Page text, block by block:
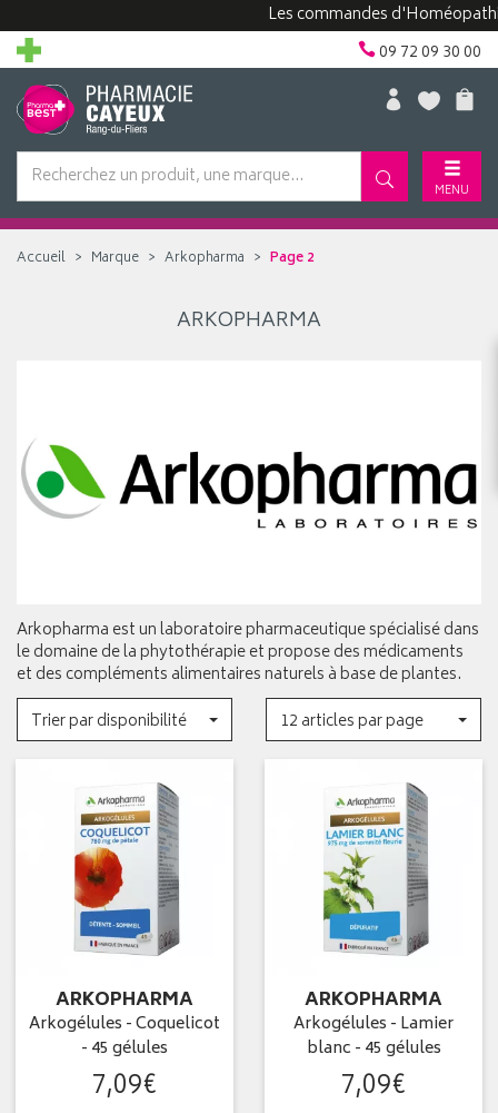
Les commandes
09 72 09 30 00
MENU
Accueil Marque Arkopharma Page 2
ARKOPHARMA
Arkopharma est un laboratoire pharmaceutique spécialisé dans
le domaine de la phytothérapie et propose des médicaments
et des compléments alimentaires naturels à base de plantes.
Trier par disponibilité
12 articles par page
ARKOPHARMA
Arkogélules - Coquelicot
- 45 gélules
7,09€
ARKOPHARMA
Arkogélules - Lamier
blanc - 45 gélules
7,09€